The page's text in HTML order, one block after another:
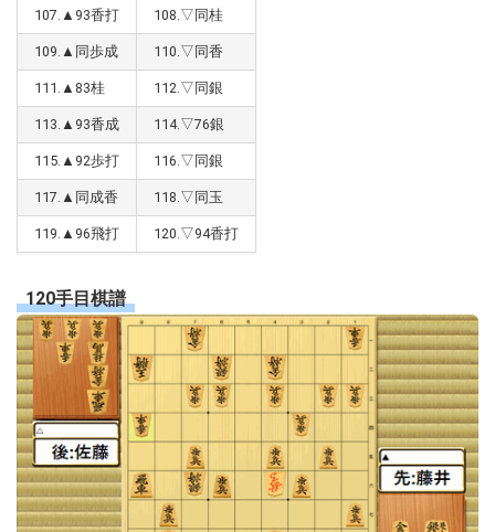
107.▲93香打 108.▽同桂
109.▲同歩成 110.▽同香
111.▲83桂 112.▽同銀
113.▲93香成 114.▽76銀
115.▲92歩打 116.▽同銀
117.▲同成香 118.▽同玉
119.▲96飛打 120.▽94香打
120手目棋譜